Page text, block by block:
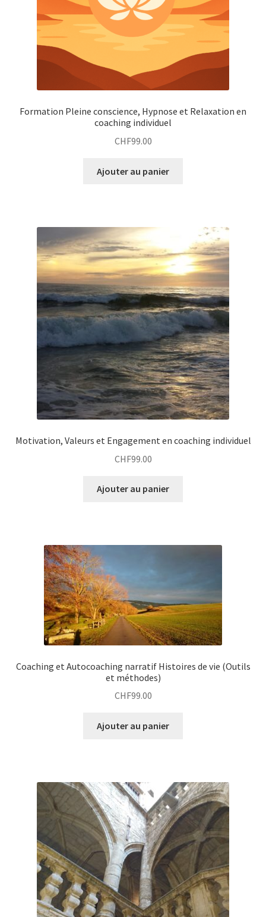
Formation Pleine conscience, Hypnose et Relaxation en
coaching individuel
CHF99.00
Ajouter au panier
Motivation, Valeurs et Engagement en coaching individuel
CHF99.00
Ajouter au panier
Coaching et Autocoaching narratif Histoires de vie (Outils
et méthodes)
CHF99.00
Ajouter au panier